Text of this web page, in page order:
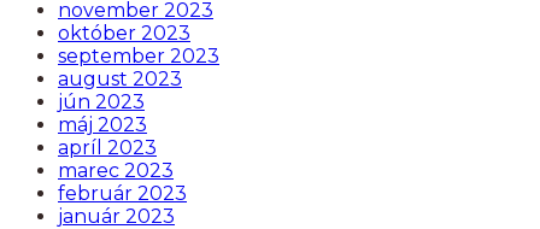
november 2023
október 2023
september 2023
august 2023
jún 2023
máj 2023
apríl 2023
marec 2023
február 2023
január 2023